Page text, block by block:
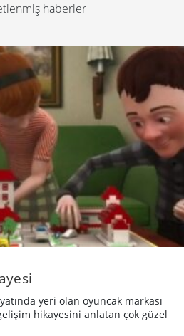
haberler
yeri olan oyuncak markası
gelişim hikayesini anlatan çok güzel